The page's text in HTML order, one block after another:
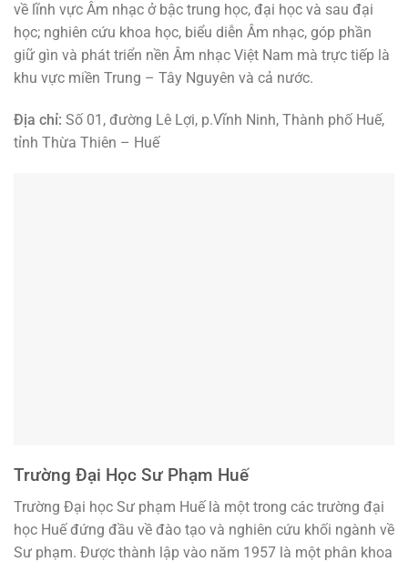
về lĩnh vực Âm nhạc ở bậc trung học, đại học và sau đại
học; nghiên cứu khoa học, biểu diễn Âm nhạc, góp phần
giữ gìn và phát triển nền Âm nhạc Việt Nam mà trực tiếp là
khu vực miền Trung – Tây Nguyên và cả nước.
Địa chỉ: Số 01, đường Lê Lợi, p.Vĩnh Ninh, Thành phố Huế,
tỉnh Thừa Thiên – Huế
Trường Đại Học Sư Phạm Huế
Trường Đại học Sư phạm Huế là một trong các trường đại
học Huế đứng đầu về đào tạo và nghiên cứu khối ngành về
Sư phạm. Được thành lập vào năm 1957 là một phân khoa